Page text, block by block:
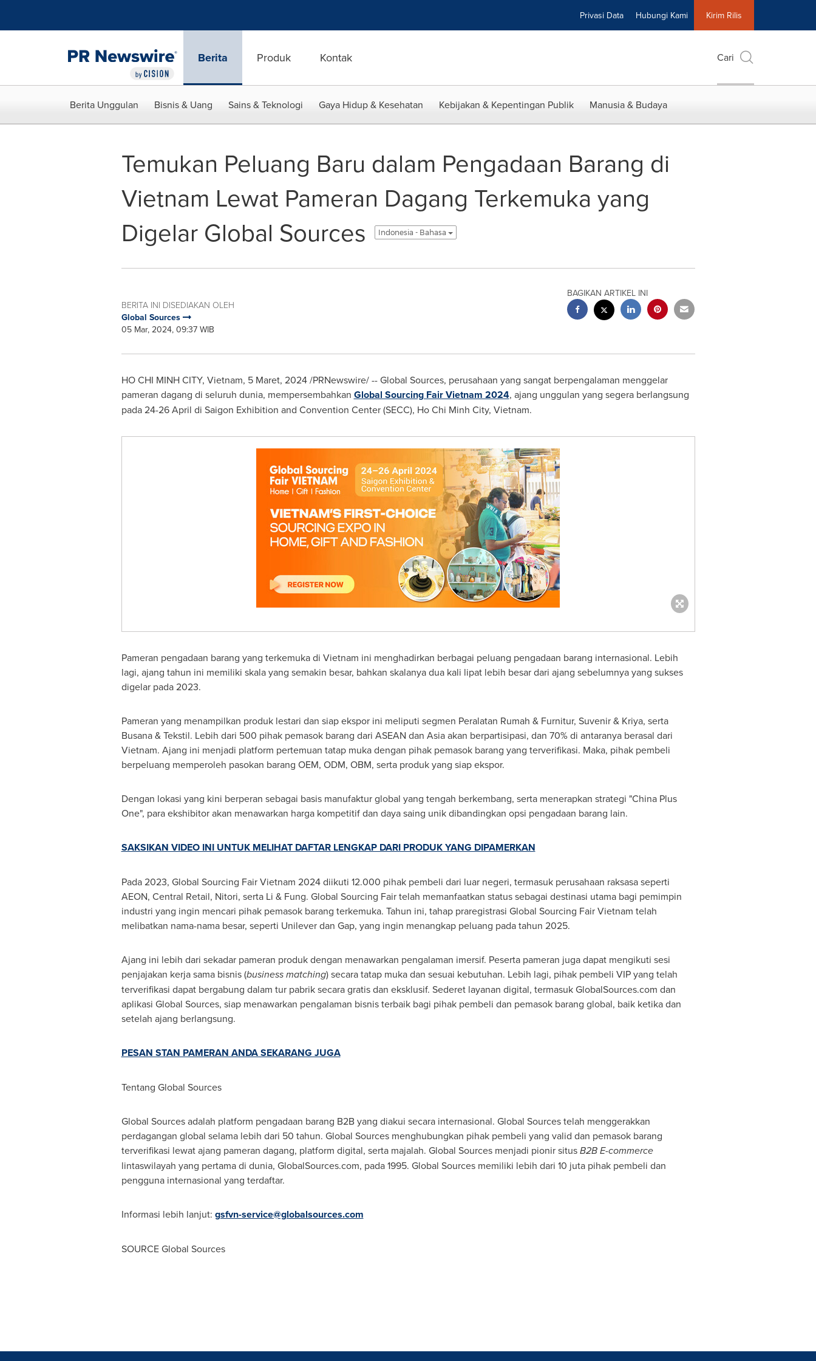
Privasi Data Hubungi Kami Kirim Rilis
Berita Produk Kontak Cari
Berita Unggulan Bisnis & Uang Sains & Teknologi Gaya Hidup & Kesehatan Kebijakan & Kepentingan Publik Manusia & Budaya
Temukan Peluang Baru dalam Pengadaan Barang di
Vietnam Lewat Pameran Dagang Terkemuka yang
Digelar Global Sources
Indonesia - Bahasa
BERITA INI DISEDIAKAN OLEH
Global Sources
05 Mar, 2024, 09:37 WIB
BAGIKAN ARTIKEL INI
HO CHI MINH CITY, Vietnam, 5 Maret, 2024/PRNewswire/ -- Global Sources, perusahaan yang sangat berpengalaman menggelar
pameran dagang di seluruh dunia, mempersembahkan Global Sourcing Fair Vietnam 2024, ajang unggulan yang segera berlangsung
pada 24-26 April di Saigon Exhibition and Convention Center (SECC), Ho Chi Minh City, Vietnam.
Pameran pengadaan barang yang terkemuka di Vietnam ini menghadirkan berbagai peluang pengadaan barang internasional. Lebih
lagi, ajang tahun ini memiliki skala yang semakin besar, bahkan skalanya dua kali lipat lebih besar dari ajang sebelumnya yang sukses
digelar pada 2023.
Pameran yang menampilkan produk lestari dan siap ekspor ini meliputi segmen Peralatan Rumah & Furnitur, Suvenir & Kriya, serta
Busana & Tekstil. Lebih dari 500 pihak pemasok barang dari ASEAN dan Asiaakan berpartisipasi, dan 70% di antaranya berasal dari
Vietnam. Ajang ini menjadi platform pertemuan tatap muka dengan pihak pemasok barang yang terverifikasi. Maka, pihak pembeli
berpeluang memperoleh pasokan barang OEM, ODM, OBM, serta produk yang siap ekspor.
Dengan lokasi yang kini berperan sebagai basis manufaktur global yang tengah berkembang, serta menerapkan strategi "China Plus
One", para ekshibitor akan menawarkan harga kompetitif dan daya saing unik dibandingkan opsi pengadaan barang lain.
SAKSIKAN VIDEO INI UNTUK MELIHAT DAFTAR LENGKAP DARI PRODUK YANG DIPAMERKAN
Pada 2023, Global Sourcing Fair Vietnam 2024 diikuti 12.000 pihak pembeli dari luar negeri, termasuk perusahaan raksasa seperti
AEON, Central Retail, Nitori, serta Li & Fung. Global Sourcing Fair telah memanfaatkan status sebagai destinasi utama bagi pemimpin
industri yang ingin mencari pihak pemasok barang terkemuka. Tahun ini, tahap praregistrasi Global Sourcing Fair Vietnam telah
melibatkan nama-nama besar, seperti Unilever dan Gap, yang ingin menangkap peluang pada tahun 2025.
Ajang ini lebih dari sekadar pameran produk dengan menawarkan pengalaman imersif. Peserta pameran juga dapat mengikuti sesi
penjajakan kerja sama bisnis (business matching) secara tatap muka dan sesuai kebutuhan. Lebih lagi, pihak pembeli VIP yang telah
terverifikasi dapat bergabung dalam tur pabrik secara gratis dan eksklusif. Sederet layanan digital, termasuk GlobalSources.com dan
aplikasi Global Sources, siap menawarkan pengalaman bisnis terbaik bagi pihak pembeli dan pemasok barang global, baik ketika dan
setelah ajang berlangsung.
PESAN STAN PAMERAN ANDA SEKARANG JUGA
Tentang Global Sources
Global Sources adalah platform pengadaan barang B2B yang diakui secara internasional. Global Sources telah menggerakkan
perdagangan global selama lebih dari 50 tahun. Global Sources menghubungkan pihak pembeli yang valid dan pemasok barang
terverifikasi lewat ajang pameran dagang, platform digital, serta majalah. Global Sources menjadi pionir situsB2B E-commerce
lintaswilayah yang pertama di dunia, GlobalSources.com, pada 1995. Global Sources memiliki lebih dari 10 juta pihak pembeli dan
pengguna internasional yang terdaftar.
Informasi lebih lanjut: gsfvn-service@globalsources.com
SOURCE Global Sources